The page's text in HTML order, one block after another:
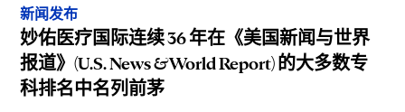
新闻发布
妙佑医疗国际连续 36 年在《美国新闻与世界
报道》(U.S. News & World Report) 的大多数专
科排名中名列前茅